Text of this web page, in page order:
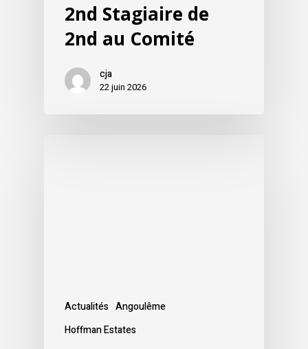
2nd Stagiaire de
2nd au Comité
cja
22 juin 2026
Actualités Angoulême
Hoffman Estates